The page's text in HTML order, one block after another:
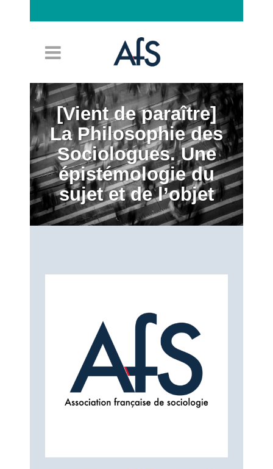
[Vient de paraître]
La Philosophie des
Sociologues. Une
épistémologie du
sujet et de l’objet